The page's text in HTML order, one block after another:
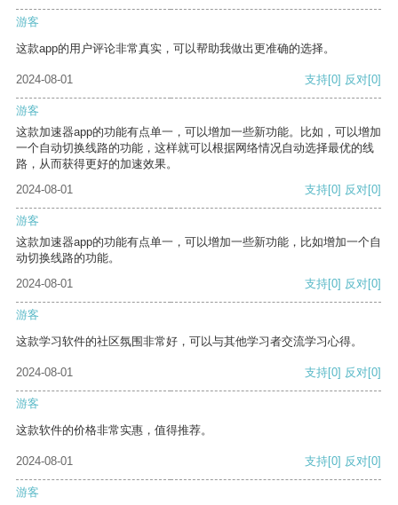
游客
这款app的用户评论非常真实，可以帮助我做出更准确的选择。
2024-08-01 支持[0] 反对[0]
游客
这款加速器app的功能有点单一，可以增加一些新功能。比如，可以增加
一个自动切换线路的功能，这样就可以根据网络情况自动选择最优的线
路，从而获得更好的加速效果。
2024-08-01
支持[0] 反对[0]
游客
这款加速器app的功能有点单一，可以增加一些新功能，比如增加一个自
动切换线路的功能。
2024-08-01
支持[0] 反对[0]
游客
这款学习软件的社区氛围非常好，可以与其他学习者交流学习心得。
2024-08-01 支持[0] 反对[0]
游客
这款软件的价格非常实惠，值得推荐。
2024-08-01 支持[0] 反对[0]
游客